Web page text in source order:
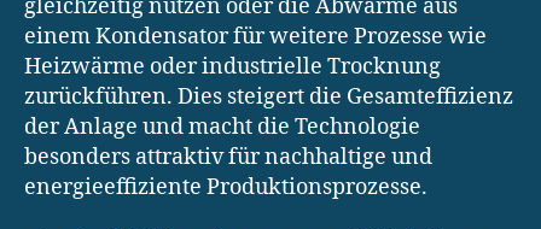
gleichzeitig nutzen oder die Abwärme aus
einem Kondensator für weitere Prozesse wie
Heizwärme oder industrielle Trocknung
zurückführen. Dies steigert die Gesamteffizienz
der Anlage und macht die Technologie
besonders attraktiv für nachhaltige und
energieeffiziente Produktionsprozesse.